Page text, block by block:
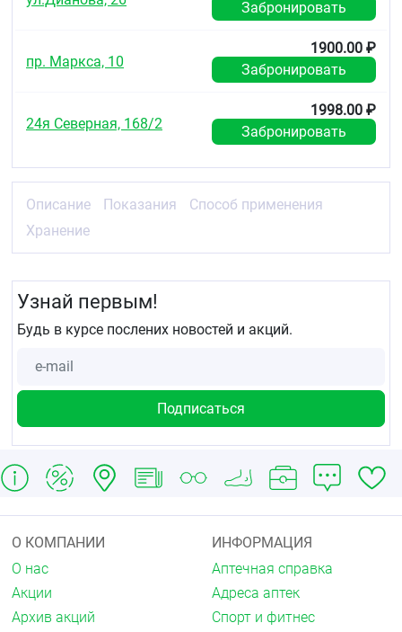
Забронировать
пр. Маркса, 10
1900.00 ₽
Забронировать
24я Северная, 168/2
1998.00 ₽
Забронировать
Описание Показания
Способ применения
Хранение
Узнай первым!
Будь в курсе послених новостей и акций.
О КОМПАНИИ
О нас
Акции
Архив акций
ИНФОРМАЦИЯ
Аптечная справка
Адреса аптек
Спорт и фитнес